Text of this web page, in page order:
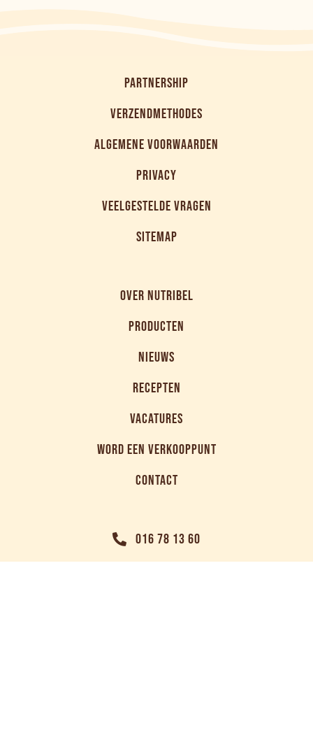
PARTNERSHIP
VERZENDMETHODES
ALGEMENE VOORWAARDEN
PRIVACY
VEELGESTELDE VRAGEN
SITEMAP
OVER NUTRIBEL
PRODUCTEN
NIEUWS
RECEPTEN
VACATURES
WORD EEN VERKOOPPUNT
CONTACT
016 78 13 60